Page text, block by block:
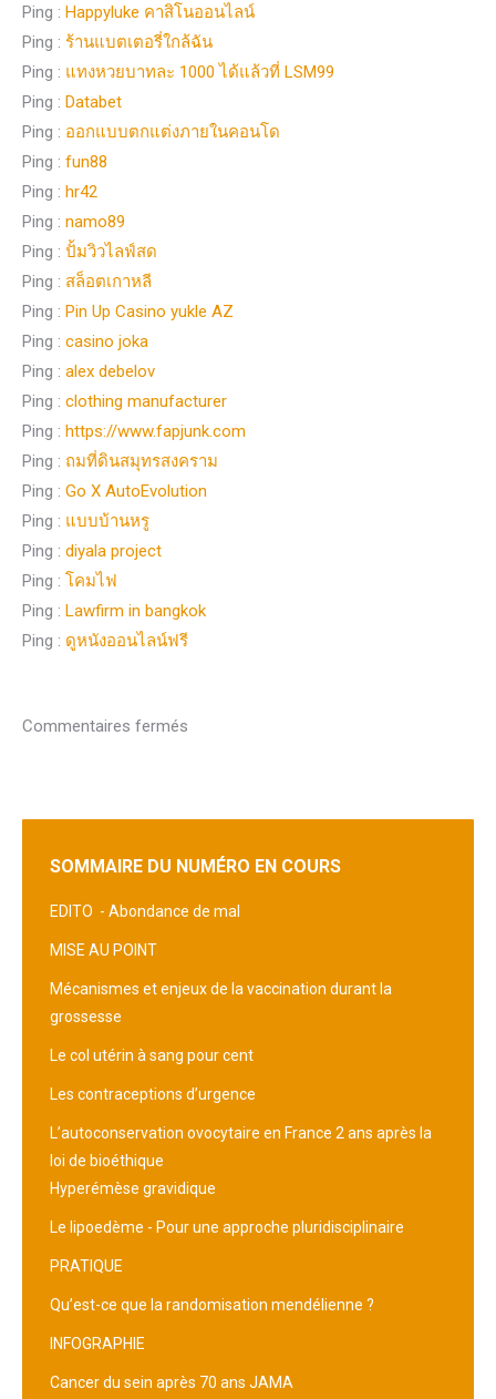
Ping : Happyluke คาสิโนออนไลน์
Ping : ร้านแบตเตอรี่ใกล้ฉัน
Ping : แทงหวยบาทละ 1000 ได้แล้วที่ LSM99
Ping : Databet
Ping : ออกแบบตกแต่งภายในคอนโด
Ping : fun88
Ping : hr42
Ping : namo89
Ping : ปั้มวิวไลฟ์สด
Ping : สล็อตเกาหลี
Ping : Pin Up Casino yukle AZ
Ping : casino joka
Ping : alex debelov
Ping : clothing manufacturer
Ping : https://www.fapjunk.com
Ping : ถมที่ดินสมุทรสงคราม
Ping : Go X AutoEvolution
Ping : แบบบ้านหรู
Ping : diyala project
Ping : โคมไฟ
Ping : Lawfirm in bangkok
Ping : ดูหนังออนไลน์ฟรี
Commentaires fermés
SOMMAIRE DU NUMÉRO EN COURS
EDITO - Abondance de mal
MISE AU POINT
Mécanismes et enjeux de la vaccination durant la
grossesse
Le col utérin à sang pour cent
Les contraceptions d’urgence
L’autoconservation ovocytaire en France 2 ans après la
loi de bioéthique
Hyperémèse gravidique
Le lipoedème - Pour une approche pluridisciplinaire
PRATIQUE
Qu’est-ce que la randomisation mendélienne ?
INFOGRAPHIE
Cancer du sein après 70 ans JAMA